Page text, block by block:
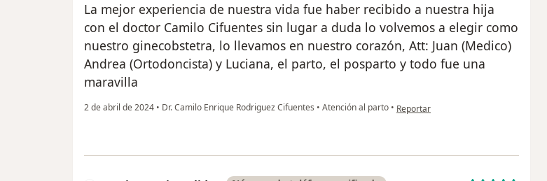
La mejor experiencia de nuestra vida fue haber recibido a nuestra hija
con el doctor Camilo Cifuentes sin lugar a duda lo volvemos a elegir como
nuestro ginecobstetra, lo llevamos en nuestro corazón, Att: Juan (Medico)
Andrea (Ortodoncista) y Luciana, el parto, el posparto y todo fue una
maravilla
2 de abril de 2024 • Dr. Camilo Enrique Rodriguez Cifuentes • Atención al parto • en opinión del usuario Andrea Vanoy
Reportar